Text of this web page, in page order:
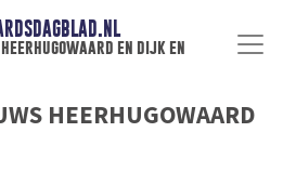
en dijk en
HEERHUGOWAARD